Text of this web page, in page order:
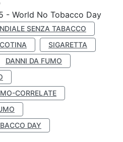
- World No Tobacco Day
SENZA TABACCO
SIGARETTA
DANNI DA FUMO
CORRELATE
DAY